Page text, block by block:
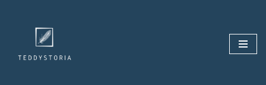
contenu